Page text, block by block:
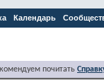
Календарь
почитать